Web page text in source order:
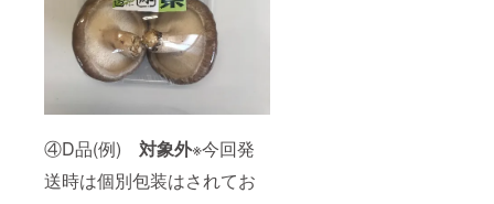
④D品(例) 対象外※今回発
送時は個別包装はされてお